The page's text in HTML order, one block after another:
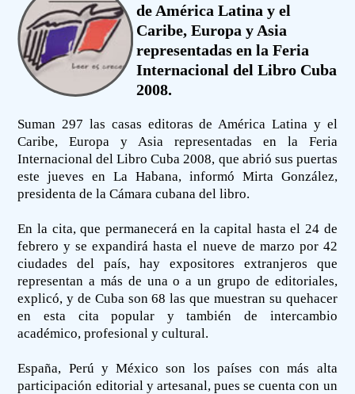
de América Latina y el
Caribe, Europa y Asia
representadas en la Feria
Internacional del Libro Cuba
2008.
Suman 297 las casas editoras de América Latina y el
Caribe, Europa y Asia representadas en la Feria
Internacional del Libro Cuba 2008, que abrió sus puertas
este jueves en La Habana, informó Mirta González,
presidenta de la Cámara cubana del libro.
En la cita, que permanecerá en la capital hasta el 24 de
febrero y se expandirá hasta el nueve de marzo por 42
ciudades del país, hay expositores extranjeros que
representan a más de una o a un grupo de editoriales,
explicó, y de Cuba son 68 las que muestran su quehacer
en esta cita popular y también de intercambio
académico, profesional y cultural.
España, Perú y México son los países con más alta
participación editorial y artesanal, pues se cuenta con un